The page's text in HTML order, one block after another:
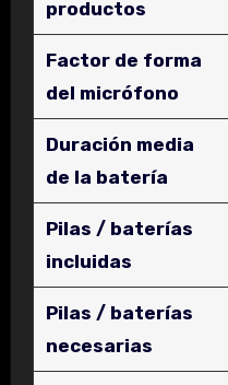
productos
Factor de forma
del micrófono
Duración media
de la batería
Pilas / baterías
incluidas
Pilas / baterías
necesarias